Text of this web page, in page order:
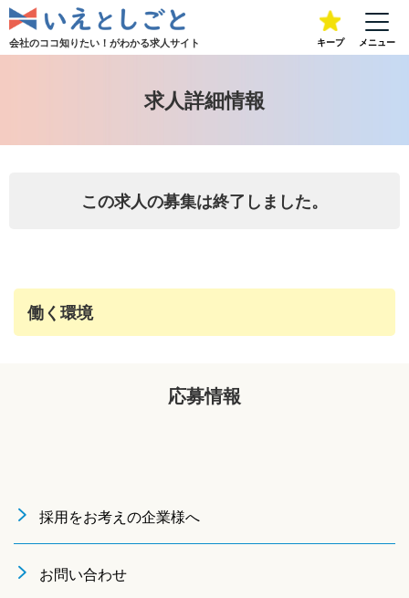
会社のココ知りたい！がわかる求人サイト キープ メニュー
求人詳細情報
この求人の募集は終了しました。
働く環境
応募情報
採用をお考えの企業様へ
お問い合わせ